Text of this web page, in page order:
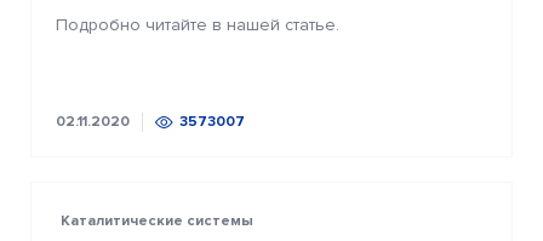
Подробно читайте в нашей статье.
02.11.2020 3573007
Каталитические системы